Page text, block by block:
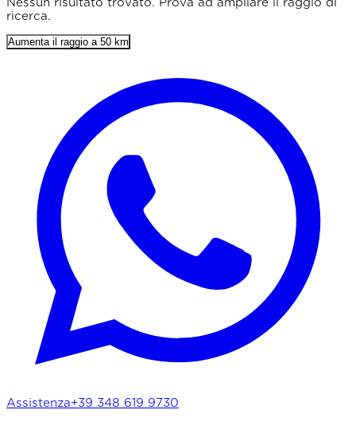
Prezzo max. (€)
Lunghezza min. (m)
Solo punteggio 4+
Parcheggio incluso
Colazione inclusa
ricerca.
Aumenta il raggio a 50 km
Assistenza+39 348 619 9730